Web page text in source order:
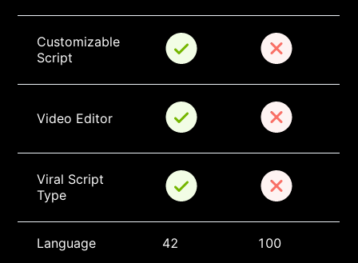
Customizable
Script
Video Editor
Viral Script
Type
Language 42 100